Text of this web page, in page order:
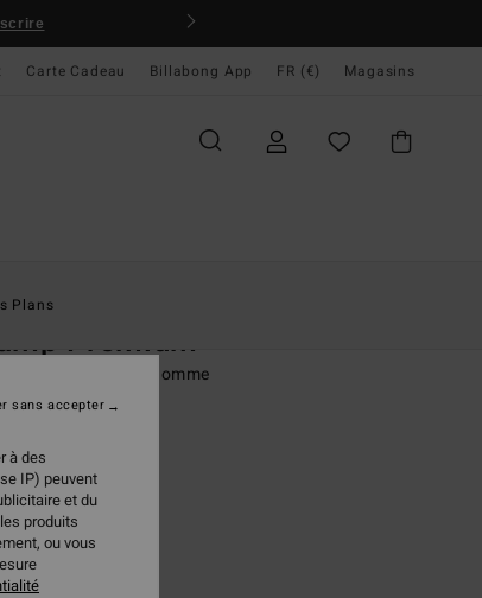
Carte Cadeau Billabong App FR (€) Magasins
Plans
Premium
courtes Noir Homme
à des
IP) peuvent
et du
produits
ou vous
sans accepter